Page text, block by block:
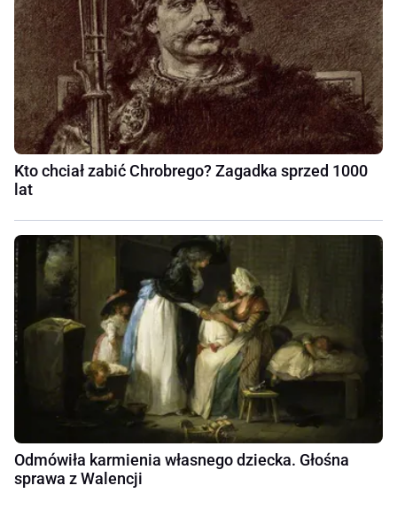
Kto chciał zabić Chrobrego? Zagadka sprzed 1000
lat
Odmówiła karmienia własnego dziecka. Głośna
sprawa z Walencji